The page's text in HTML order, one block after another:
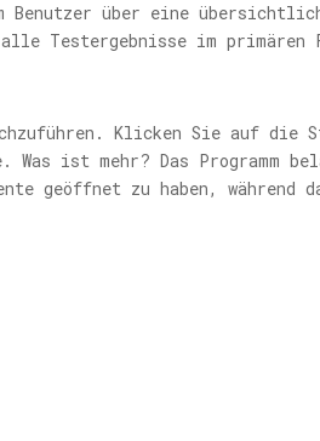
über eine
Testergebnisse im primären
Klicken Sie auf die
Was ist mehr? Das Programm
geöffnet zu haben, während